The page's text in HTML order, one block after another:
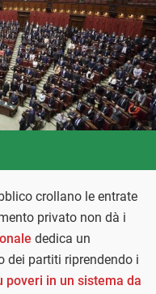
crollano le entrate
privato non dà i
dedica un
dei partiti riprendendo i
poveri in un sistema da